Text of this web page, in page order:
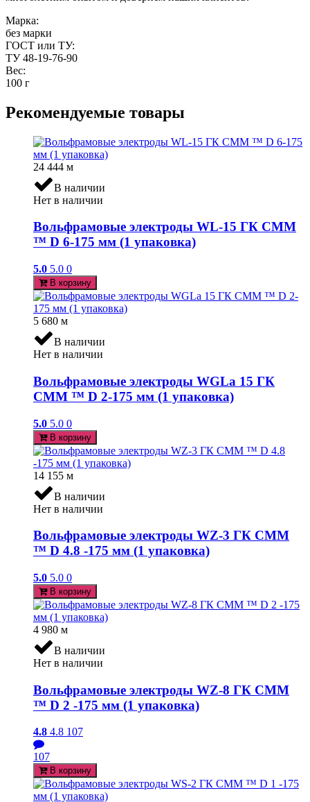
Марка:
без марки
ГОСТ или ТУ:
ТУ 48-19-76-90
Вес:
100 г
Рекомендуемые товары
24 444 м
В наличии
Нет в наличии
Вольфрамовые электроды WL-15 ГК СММ
™ D 6-175 мм (1 упаковка)
5.0 5.0 0
В корзину
5 680 м
В наличии
Нет в наличии
Вольфрамовые электроды WGLa 15 ГК
СММ ™ D 2-175 мм (1 упаковка)
5.0 5.0 0
В корзину
14 155 м
В наличии
Нет в наличии
Вольфрамовые электроды WZ-3 ГК СММ
™ D 4.8 -175 мм (1 упаковка)
5.0 5.0 0
В корзину
4 980 м
В наличии
Нет в наличии
Вольфрамовые электроды WZ-8 ГК СММ
™ D 2 -175 мм (1 упаковка)
4.8 4.8 107
107
В корзину